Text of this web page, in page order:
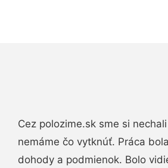
Cez polozime.sk sme si
nemáme čo vytknúť. Práca
dohody a podmienok. Bolo